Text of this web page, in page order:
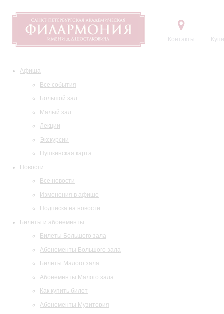
Контакты
Афиша
Все события
Большой зал
Малый зал
Лекции
Экскурсии
Пушкинская карта
Новости
Все новости
Изменения в афише
Подписка на новости
Билеты и абонементы
Билеты Большого зала
Абонементы Большого зала
Билеты Малого зала
Абонементы Малого зала
Как купить билет
Абонементы Музитория